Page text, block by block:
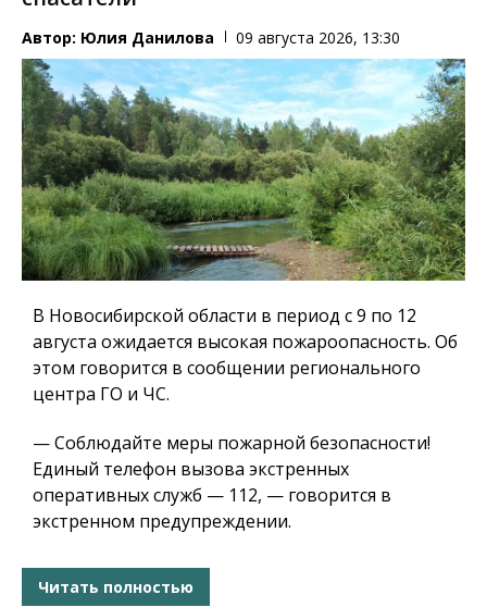
Автор: Юлия Данилова 09 августа 2026, 13:30
В Новосибирской области в период с 9 по 12
августа ожидается высокая пожароопасность. Об
этом говорится в сообщении регионального
центра ГО и ЧС.
— Соблюдайте меры пожарной безопасности!
Единый телефон вызова экстренных
оперативных служб — 112, — говорится в
экстренном предупреждении.
Читать полностью